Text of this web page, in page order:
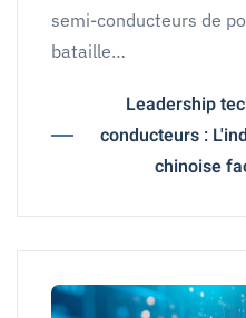
semi-conducteurs de
bataille…
Leadership
conducteurs :
chinoise